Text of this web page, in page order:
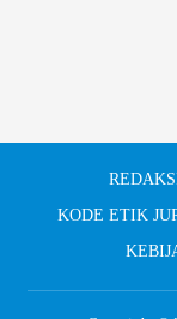
KODE ETIK